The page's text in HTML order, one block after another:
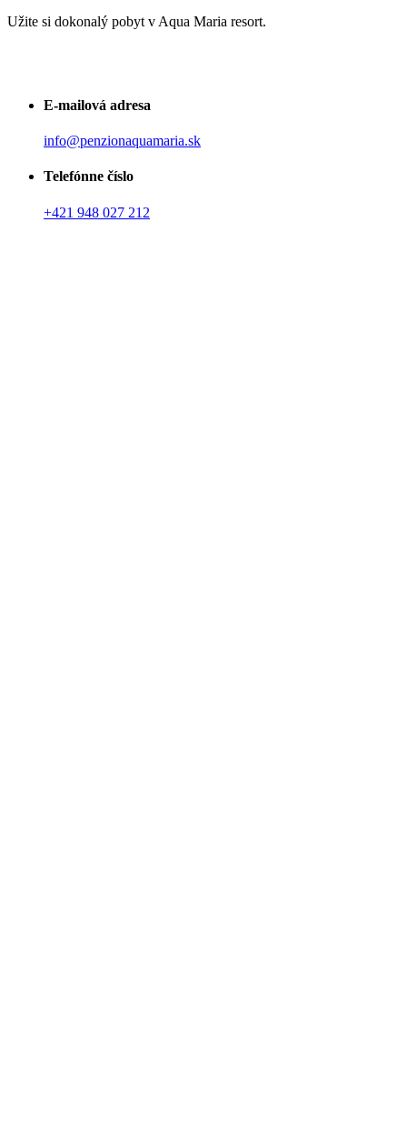
Užite si dokonalý pobyt v Aqua Maria resort.
E-mailová adresa
info@penzionaquamaria.sk
Telefónne číslo
+421 948 027 212